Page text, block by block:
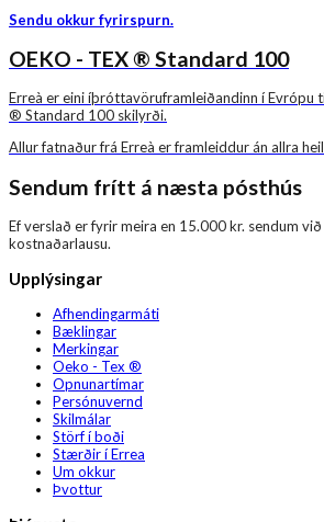
Sendu okkur fyrirspurn.
OEKO - TEX ® Standard 100
Erreà er eini íþróttavöruframleiðandinn í Evrópu
® Standard 100 skilyrði.
Allur fatnaður frá Erreà er framleiddur án allra
Sendum frítt á næsta pósthús
Ef verslað er fyrir meira en 15.000 kr. sendum
kostnaðarlausu.
Upplýsingar
Afhendingarmáti
Bæklingar
Merkingar
Oeko - Tex ®
Opnunartímar
Persónuvernd
Skilmálar
Störf í boði
Stærðir í Errea
Um okkur
Þvottur